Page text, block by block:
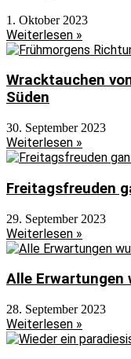
1. Oktober 2023
Weiterlesen »
Wracktauchen
Süden
30. September 2023
Weiterlesen »
Freitagsfreuden
29. September 2023
Weiterlesen »
Alle Erwartungen
28. September 2023
Weiterlesen »